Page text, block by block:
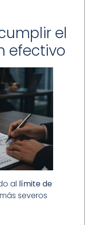
el
efectivo
al límite de
severos